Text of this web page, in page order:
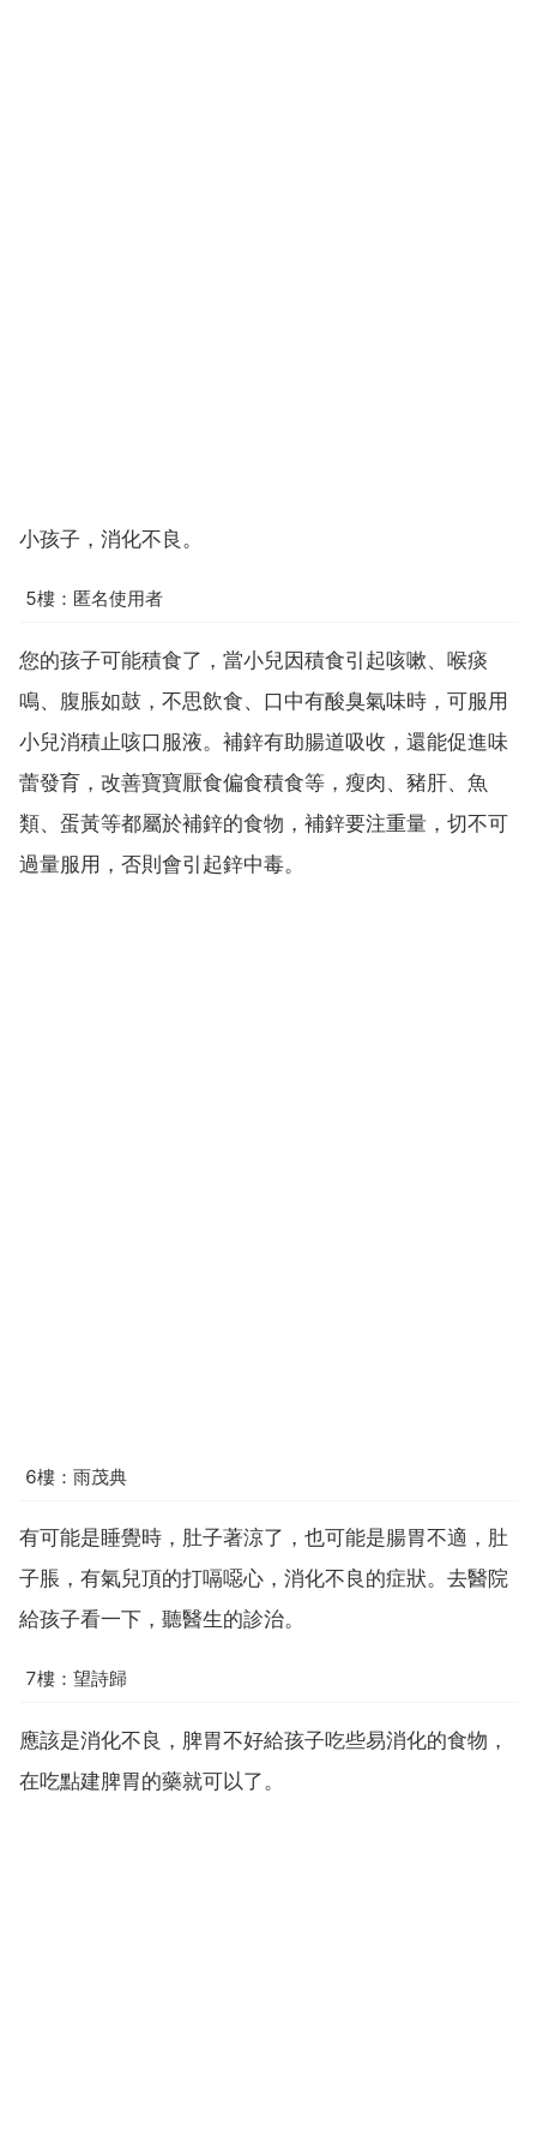
小孩子，消化不良。
5樓：匿名使用者
您的孩子可能積食了，當小兒因積食引起咳嗽、喉痰
鳴、腹脹如鼓，不思飲食、口中有酸臭氣味時，可服用
小兒消積止咳口服液。補鋅有助腸道吸收，還能促進味
蕾發育，改善寶寶厭食偏食積食等，瘦肉、豬肝、魚
類、蛋黃等都屬於補鋅的食物，補鋅要注重量，切不可
過量服用，否則會引起鋅中毒。
6樓：雨茂典
有可能是睡覺時，肚子著涼了，也可能是腸胃不適，肚
子脹，有氣兒頂的打嗝噁心，消化不良的症狀。去醫院
給孩子看一下，聽醫生的診治。
7樓：望詩歸
應該是消化不良，脾胃不好給孩子吃些易消化的食物，
在吃點建脾胃的藥就可以了。